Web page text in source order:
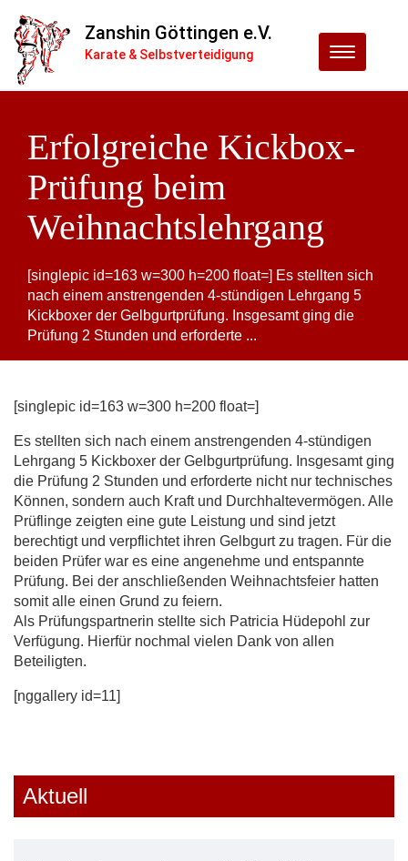
Menu
Zanshin Göttingen e.V.
Karate & Selbstverteidigung
Erfolgreiche Kickbox-
Prüfung beim
Weihnachtslehrgang
[singlepic id=163 w=300 h=200 float=] Es stellten sich
nach einem anstrengenden 4-stündigen Lehrgang 5
Kickboxer der Gelbgurtprüfung. Insgesamt ging die
Prüfung 2 Stunden und erforderte ...
[singlepic id=163 w=300 h=200 float=]
Es stellten sich nach einem anstrengenden 4-stündigen
Lehrgang 5 Kickboxer der Gelbgurtprüfung. Insgesamt ging
die Prüfung 2 Stunden und erforderte nicht nur technisches
Können, sondern auch Kraft und Durchhaltevermögen. Alle
Prüflinge zeigten eine gute Leistung und sind jetzt
berechtigt und verpflichtet ihren Gelbgurt zu tragen. Für die
beiden Prüfer war es eine angenehme und entspannte
Prüfung. Bei der anschließenden Weihnachtsfeier hatten
somit alle einen Grund zu feiern.
Als Prüfungspartnerin stellte sich Patricia Hüdepohl zur
Verfügung. Hierfür nochmal vielen Dank von allen
Beteiligten.
[nggallery id=11]
Aktuell